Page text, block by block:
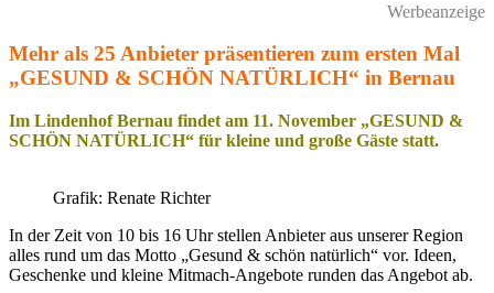
Werbeanzeige
Mehr als 25 Anbieter präsentieren zum ersten Mal
„GESUND & SCHÖN NATÜRLICH“ in Bernau
Im Lindenhof Bernau findet am 11. November „GESUND &
SCHÖN NATÜRLICH“ für kleine und große Gäste statt.
Grafik: Renate Richter
In der Zeit von 10 bis 16 Uhr stellen Anbieter aus unserer Region
alles rund um das Motto „Gesund & schön natürlich“ vor. Ideen,
Geschenke und kleine Mitmach-Angebote runden das Angebot ab.